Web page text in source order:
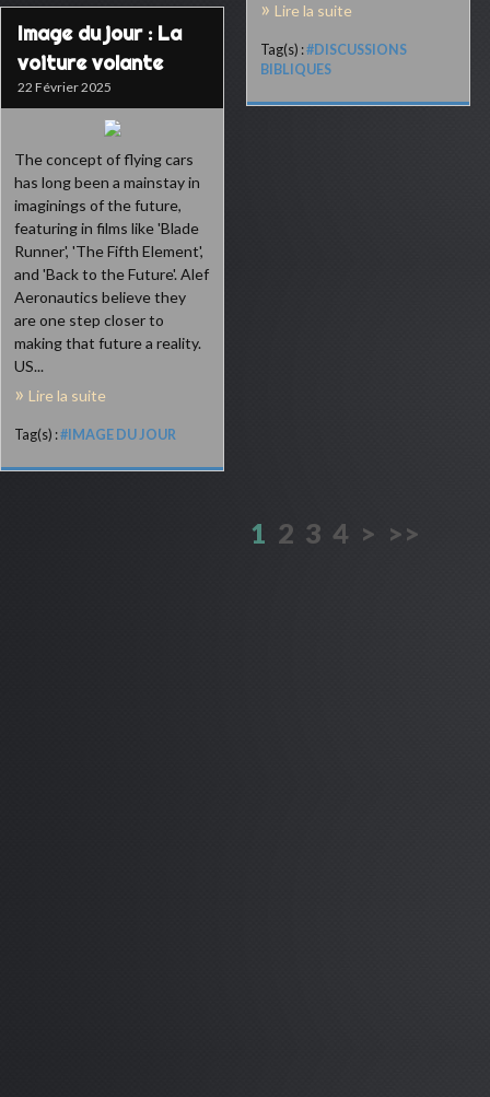
Lire la suite
Tag(s) :#DISCUSSIONS
BIBLIQUES
Image du jour : La
voiture volante
22 Février 2025
The concept of flying cars
has long been a mainstay in
imaginings of the future,
featuring in films like 'Blade
Runner', 'The Fifth Element',
and 'Back to the Future'. Alef
Aeronautics believe they
are one step closer to
making that future a reality.
US...
Lire la suite
Tag(s) :#IMAGE DU JOUR
1 2 3 4 > >>